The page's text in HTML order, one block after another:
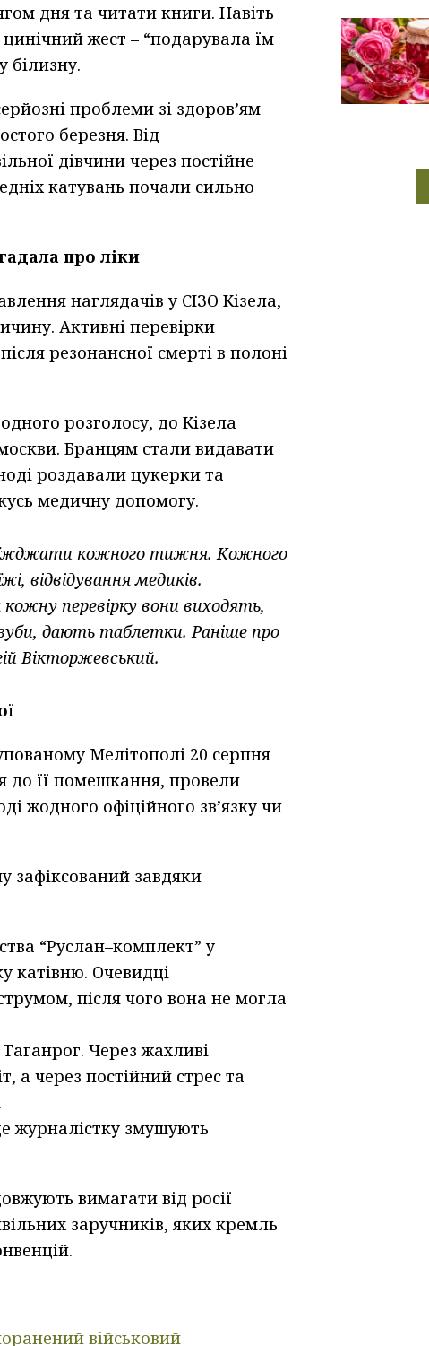
дня та читати книги. Навіть
жест – “подарувала їм
білизну.
проблеми зі здоров’ям
березня. Від
дівчини через постійне
катувань почали сильно
про ліки
наглядачів у СІЗО Кізела,
Активні перевірки
резонансної смерті в полоні
розголосу, до Кізела
Бранцям стали видавати
роздавали цукерки та
медичну допомогу.
кожного тижня. Кожного
відвідування медиків.
перевірку вони виходять,
дають таблетки. Раніше про
Вікторжевський.
ї
Мелітополі 20 серпня
до її помешкання, провели
жодного офіційного зв’язку чи
зафіксований завдяки
“Руслан–комплект” у
катівню. Очевидці
після чого вона не могла
Через жахливі
а через постійний стрес та
журналістку змушують
вимагати від росії
заручників, яких кремль
військовий